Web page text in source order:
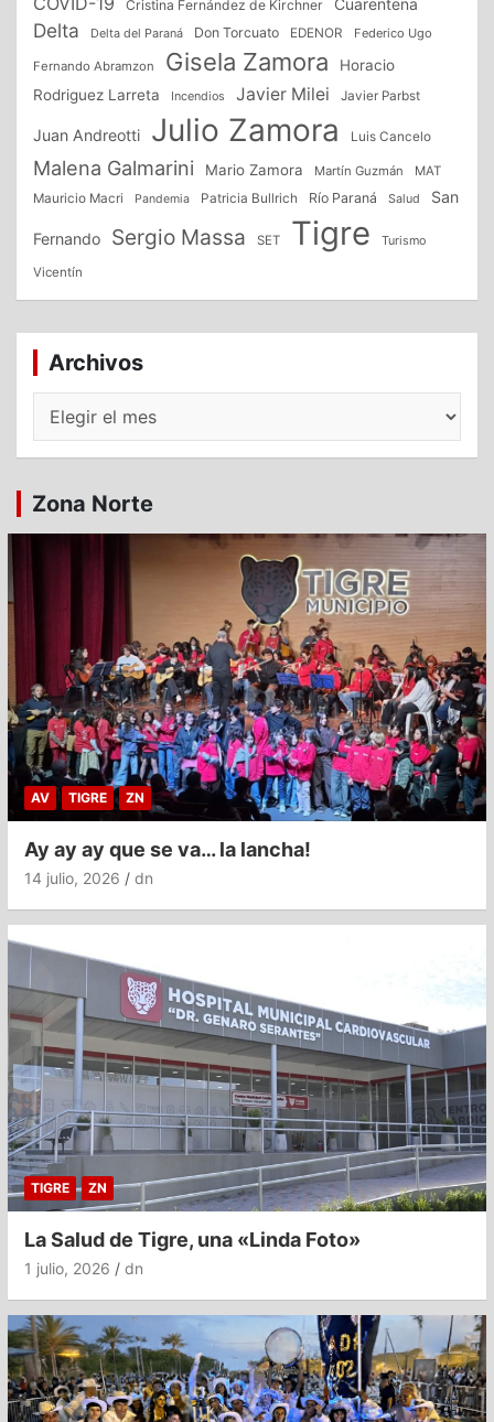
Cristina Fernández de Kirchner Cuarentena
Delta Delta del Paraná Don Torcuato EDENOR Federico Ugo
Fernando Abramzon Gisela Zamora
Horacio
Rodriguez Larreta
Incendios Javier Milei Javier Parbst
Juan Andreotti Julio Zamora Luis Cancelo
Malena Galmarini Mario Zamora Martín Guzmán
MAT
Mauricio Macri
Pandemia Patricia Bullrich Río Paraná Salud San
Fernando Sergio Massa SET Tigre Turismo
Vicentín
Archivos
Archivos
Zona Norte
AV TIGRE ZN
Ay ay ay que se va… la lancha!
14 julio, 2026 dn
TIGRE ZN
La Salud de Tigre, una «Linda Foto»
1 julio, 2026 dn